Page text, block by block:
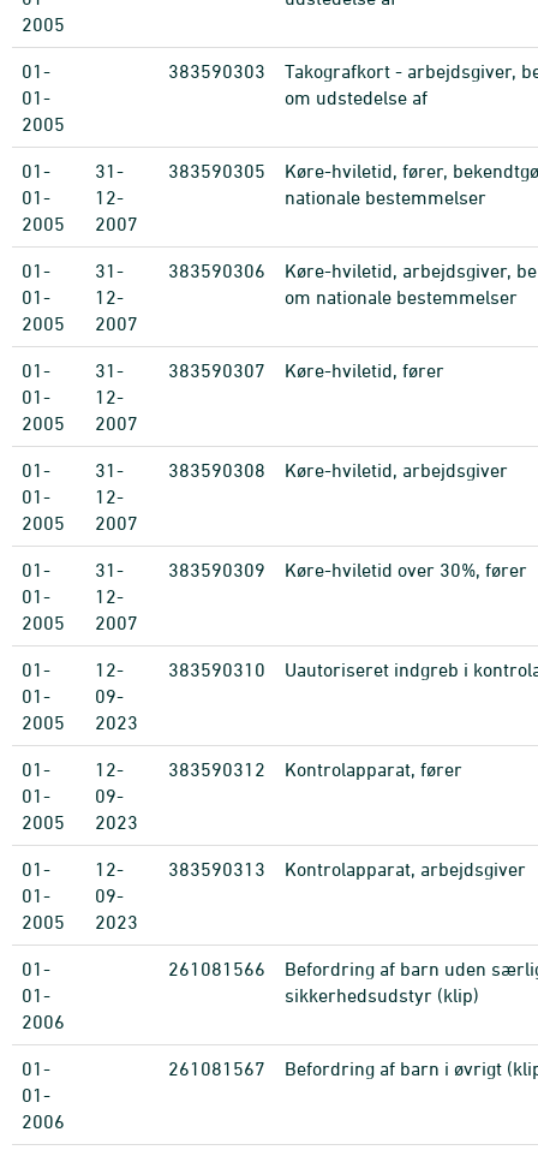
2005
01-
01-
2005
383590303
Takografkort - arbejdsgiver,
om udstedelse af
01-
01-
2005
31-
12-
2007
383590305
Køre-hviletid, fører,
nationale bestemmelser
01-
01-
2005
31-
12-
2007
383590306
Køre-hviletid, arbejdsgiver,
om nationale bestemmelser
01-
01-
2005
31-
12-
2007
383590307 Køre-hviletid, fører
01-
01-
2005
31-
12-
2007
383590308 Køre-hviletid, arbejdsgiver
01-
01-
2005
31-
12-
2007
383590309 Køre-hviletid over 30%, fører
01-
01-
2005
12-
09-
2023
383590310 Uautoriseret indgreb i
01-
01-
2005
12-
09-
2023
383590312 Kontrolapparat, fører
01-
01-
2005
12-
09-
2023
383590313 Kontrolapparat, arbejdsgiver
01-
01-
2006
261081566
Befordring af barn uden
sikkerhedsudstyr (klip)
01-
01-
2006
261081567 Befordring af barn i øvrigt